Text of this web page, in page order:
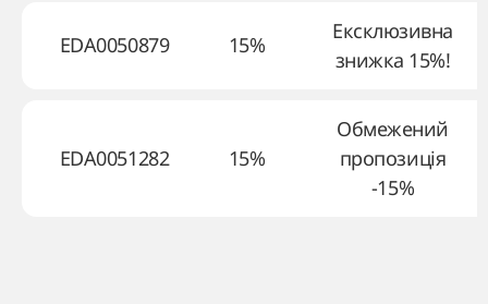
EDA0050879 15%
Ексклюзивна
знижка 15%!
EDA0051282 15%
Обмежений
пропозиція
-15%